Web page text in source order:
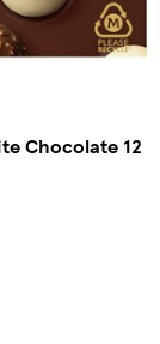
Chocolate 12